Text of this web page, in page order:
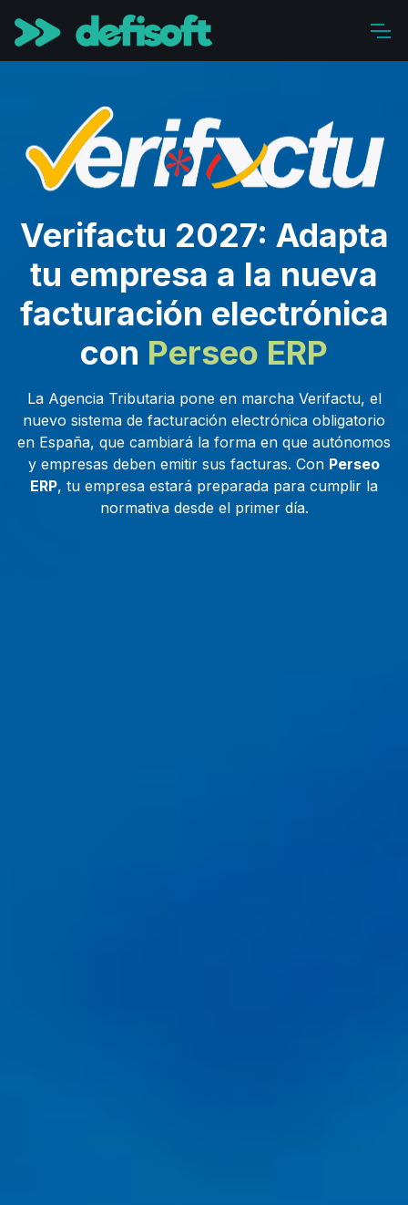
Verifactu 2027: Adapta
tu empresa a la nueva
facturación electrónica
con Perseo ERP
La Agencia Tributaria pone en marcha Verifactu, el
nuevo sistema de facturación electrónica obligatorio
en España, que cambiará la forma en que autónomos
y empresas deben emitir sus facturas. Con Perseo
ERP, tu empresa estará preparada para cumplir la
normativa desde el primer día.